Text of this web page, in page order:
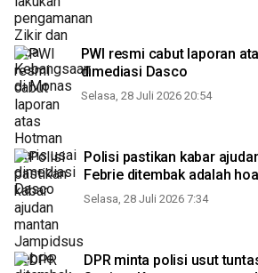
PWI resmi cabut laporan
dimediasi Dasco
Selasa, 28 Juli 2026 20:54
Polisi pastikan kabar
Febrie ditembak adalah
Selasa, 28 Juli 2026 7:34
DPR minta polisi usut